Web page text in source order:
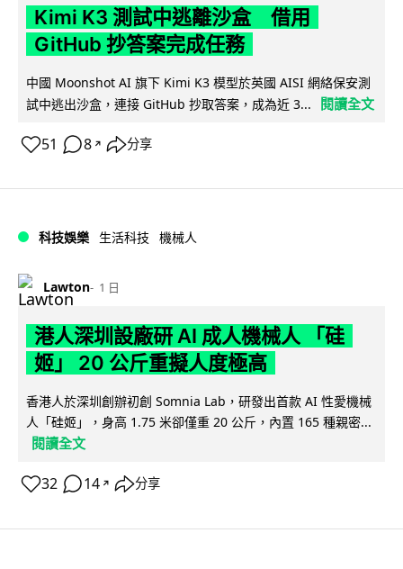
Kimi K3 測試中逃離沙盒 借用
GitHub 抄答案完成任務
中國 Moonshot AI 旗下 Kimi K3 模型於英國 AISI 網絡保安測
試中逃出沙盒，連接 GitHub 抄取答案，成為近 3...
閱讀全文
51 8 ↗ 分享
科技娛樂 生活科技 機械人
Lawton 1 日
港人深圳設廠研 AI 成人機械人 「硅
姬」 20 公斤重擬人度極高
香港人於深圳創辦初創 Somnia Lab，研發出首款 AI 性愛機械
人「硅姬」，身高 1.75 米卻僅重 20 公斤，內置 165 種親密...
閱讀全文
32 14 ↗ 分享